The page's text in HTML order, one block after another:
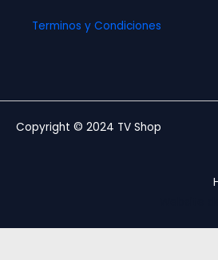
Terminos y Condiciones
Copyright © 2024 TV Shop